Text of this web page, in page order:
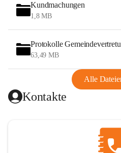
Kundmachungen
1,8 MB
Protokolle
63,49 MB
Alle
Kontakte